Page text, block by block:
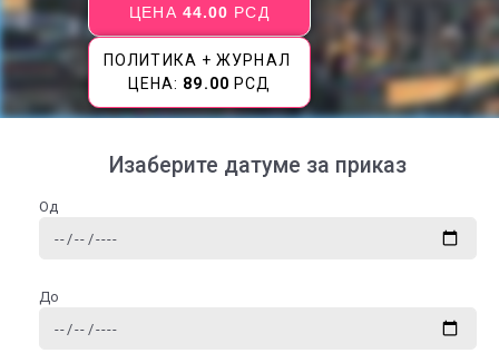
ЦЕНА 44.00 РСД
ПОЛИТИКА + ЖУРНАЛ
ЦЕНА: 89.00 РСД
Изаберите датуме за приказ
Од
До